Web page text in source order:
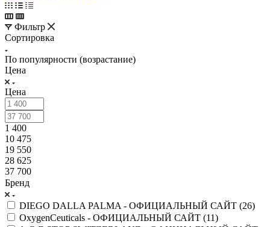
Фильтр
Сортировка
По популярности (возрастание)
Цена
Цена
1 400
10 475
19 550
28 625
37 700
Бренд
DIEGO DALLA PALMA - ОФИЦИАЛЬНЫЙ САЙТ (26)
OxygenCeuticals - ОФИЦИАЛЬНЫЙ САЙТ (11)